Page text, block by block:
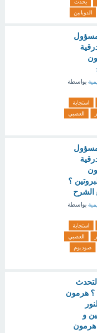
يحدث
الدوبابين
بواسطة
استجابة
العصبي
؟
الشرح
بواسطة
استجابة
العصبي
صوديوم
؟ هرمون
و
هرمون